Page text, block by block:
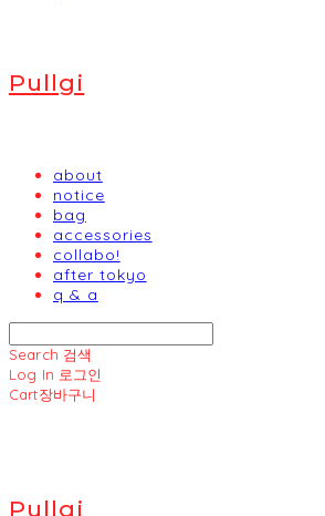
Pullgi
about
notice
bag
accessories
collabo!
after tokyo
q & a
Search 검색
Log In 로그인
Cart장바구니
Pullgi